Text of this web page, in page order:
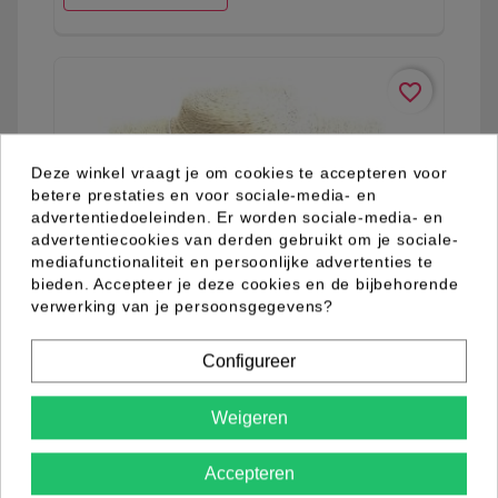
favorite_border
Deze winkel vraagt je om cookies te accepteren voor
betere prestaties en voor sociale-media- en
advertentiedoeleinden. Er worden sociale-media- en
advertentiecookies van derden gebruikt om je sociale-
mediafunctionaliteit en persoonlijke advertenties te
bieden. Accepteer je deze cookies en de bijbehorende
verwerking van je persoonsgegevens?
Configureer
Weigeren
Accepteren